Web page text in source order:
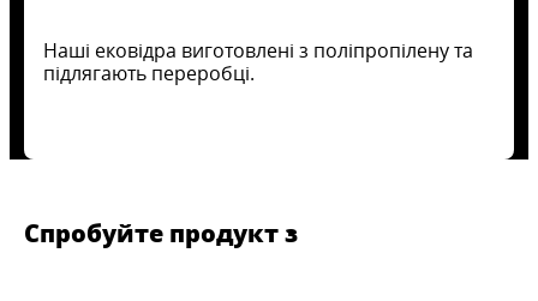
Наші ековідра виготовлені з поліпропілену та
підлягають переробці.
Спробуйте продукт з